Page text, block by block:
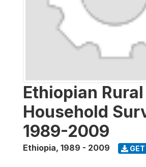
Ethiopian Rural
Household
1989-2009
Ethiopia, 1989 - 2009 GET